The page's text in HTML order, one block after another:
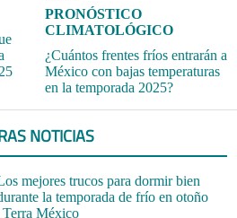
PRONÓSTICO
CLIMATOLÓGICO
¿Cuántos frentes fríos entrarán a
México con bajas temperaturas
en la temporada 2025?
NOTICIAS
mejores trucos para dormir bien
la temporada de frío en otoño
Terra México